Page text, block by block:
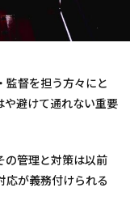
監督を担う方々にと
や避けて通れない重要
の管理と対策は以前
応が義務付けられる